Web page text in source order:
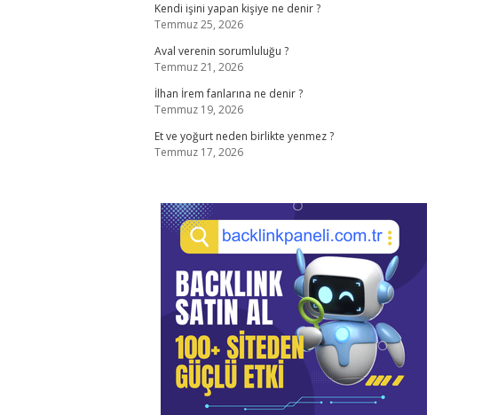
Kendi işini yapan kişiye ne denir ?
Temmuz 25, 2026
Aval verenin sorumluluğu ?
Temmuz 21, 2026
İlhan İrem fanlarına ne denir ?
Temmuz 19, 2026
Et ve yoğurt neden birlikte yenmez ?
Temmuz 17, 2026